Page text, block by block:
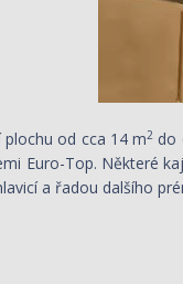
plochu od cca 14 m2 do
Euro-Top. Některé
a řadou dalšího